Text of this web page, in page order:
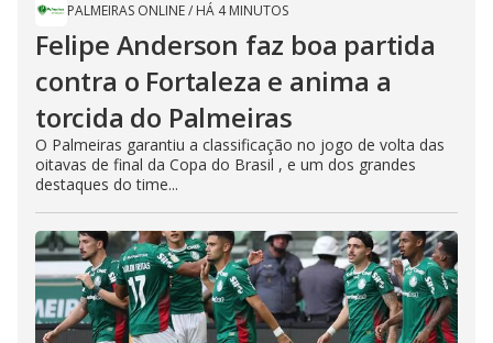
PALMEIRAS ONLINE/ HÁ 4 MINUTOS
Felipe Anderson faz boa partida
contra o Fortaleza e anima a
torcida do Palmeiras
O Palmeiras garantiu a classificação no jogo de volta das
oitavas de final da Copa do Brasil , e um dos grandes
destaques do time...